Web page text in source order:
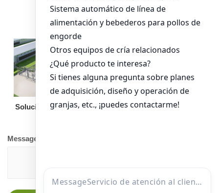
pollos de engorde
Solución llave en mano Otro equipo
Message